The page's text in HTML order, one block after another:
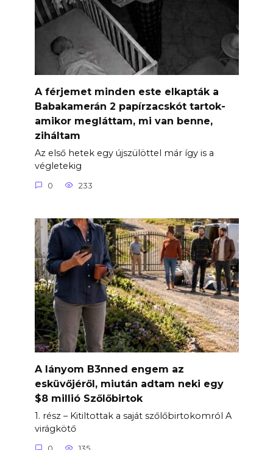
A férjemet minden este elkapták a
Babakamerán 2 papírzacskót tartok-
amikor megláttam, mi van benne,
ziháltam
Az első hetek egy újszülöttel már így is a
végletekig
0 233
A lányom B3nned engem az
esküvőjéről, miután adtam neki egy
$8 millió Szőlőbirtok
1. rész – Kitiltottak a saját szőlőbirtokomról A
virágkötő